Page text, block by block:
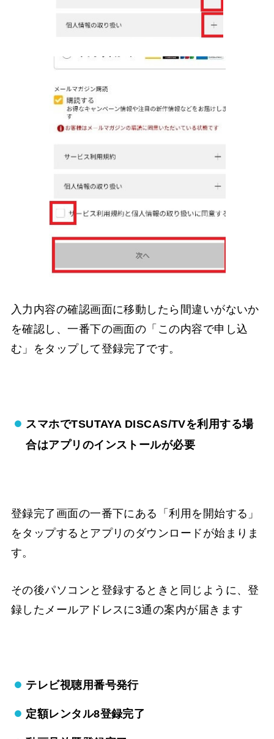
入力内容の確認画面に移動したら間違いがないか
を確認し、一番下の画面の「この内容で申し込
む」をタップして登録完了です。
スマホでTSUTAYA DISCAS/TVを利用する場
合はアプリのインストールが必要
登録完了画面の一番下にある「利用を開始する」
をタップするとアプリのダウンロードが始まりま
す。
その後パソコンと登録するときと同じように、登
録したメールアドレスに3通の案内が届きます
テレビ視聴用番号発行
定額レンタル8登録完了